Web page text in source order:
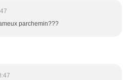
parchemin???